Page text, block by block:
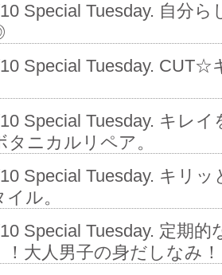
Special Tuesday. 自分
Special Tuesday. CUT☆
Special Tuesday. キレ
タニカルリペア。
Special Tuesday. キリ
ル。
Special Tuesday. 定期
大人男子の身だしなみ！